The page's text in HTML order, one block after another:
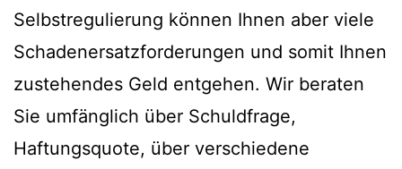
Selbstregulierung können Ihnen aber viele
Schadenersatzforderungen und somit Ihnen
zustehendes Geld entgehen. Wir beraten
Sie umfänglich über Schuldfrage,
Haftungsquote, über verschiedene